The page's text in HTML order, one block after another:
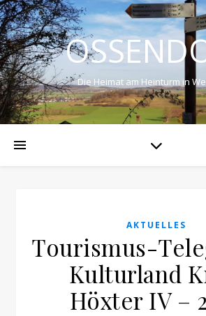
Die Heimat am Heinturm in
AKTUELLES
Tourismus-
Kulturland
Höxter IV –